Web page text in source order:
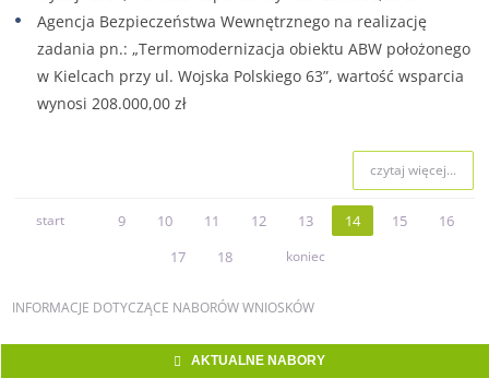
Agencja Bezpieczeństwa Wewnętrznego na realizację
zadania pn.: „Termomodernizacja obiektu ABW położonego
w Kielcach przy ul. Wojska Polskiego 63”, wartość wsparcia
wynosi 208.000,00 zł
czytaj więcej...
start 9 10 11 12 13 14 15
16
17
18 koniec
INFORMACJE DOTYCZĄCE NABORÓW WNIOSKÓW
AKTUALNE NABORY